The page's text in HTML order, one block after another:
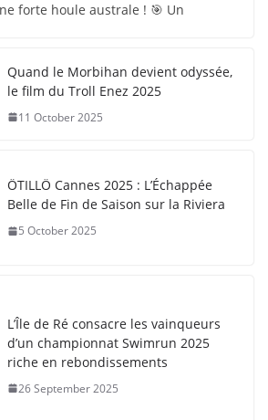
forte houle australe ! 🎯 Un
Quand le Morbihan devient odyssée,
le film du Troll Enez 2025
11 October 2025
ÖTILLÖ Cannes 2025 : L’Échappée
Belle de Fin de Saison sur la Riviera
5 October 2025
L’Île de Ré consacre les vainqueurs
d’un championnat Swimrun 2025
riche en rebondissements
26 September 2025